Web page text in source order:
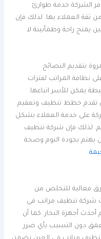
الشركة خدمة طوارئ
ثقة العملاء بها. لذلك فإن
يمنح راحة وطمأنينة لا
بتقديم النصائح
نظافة المراتب لفترات
يمكن للأسر اتباعها.
تقدم خطط تنظيف وتعقيم
على خدمة العملاء بشكل
لذلك فإن شركة تنظيف
يهتم بجودة النوم وصحة
فعالية للتخلص من
شركة تنظيف مراتب في
أحدث أجهزة البخار. كما أن
دون التسبب بأي ضرر